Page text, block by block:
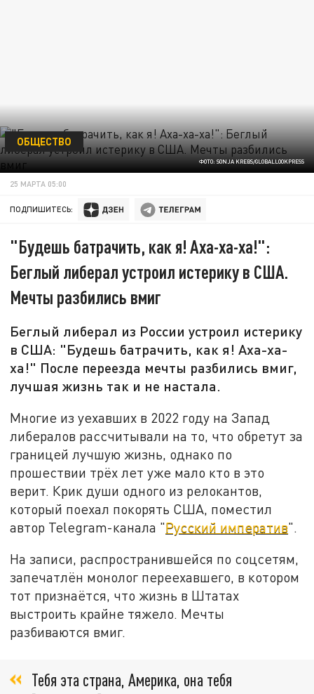
ФОТО: SONJA KREBS/GLOBALLOOKPRESS
ОБЩЕСТВО
25 МАРТА 05:00
ПОДПИШИТЕСЬ:
"Будешь батрачить, как я! Аха-ха-ха!":
Беглый либерал устроил истерику в США.
Мечты разбились вмиг
Беглый либерал из России устроил истерику
в США: "Будешь батрачить, как я! Аха-ха-
ха!" После переезда мечты разбились вмиг,
лучшая жизнь так и не настала.
Многие из уехавших в 2022 году на Запад
либералов рассчитывали на то, что обретут за
границей лучшую жизнь, однако по
прошествии трёх лет уже мало кто в это
верит. Крик души одного из релокантов,
который поехал покорять США, поместил
автор Telegram-канала "Русский императив".
На записи, распространившейся по соцсетям,
запечатлён монолог переехавшего, в котором
тот признаётся, что жизнь в Штатах
выстроить крайне тяжело. Мечты
разбиваются вмиг.
Тебя эта страна, Америка, она тебя